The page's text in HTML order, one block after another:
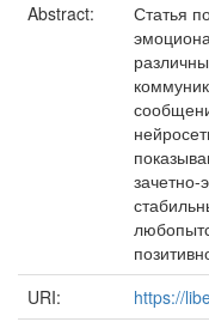
Abstract:
Статья
URI:
https://